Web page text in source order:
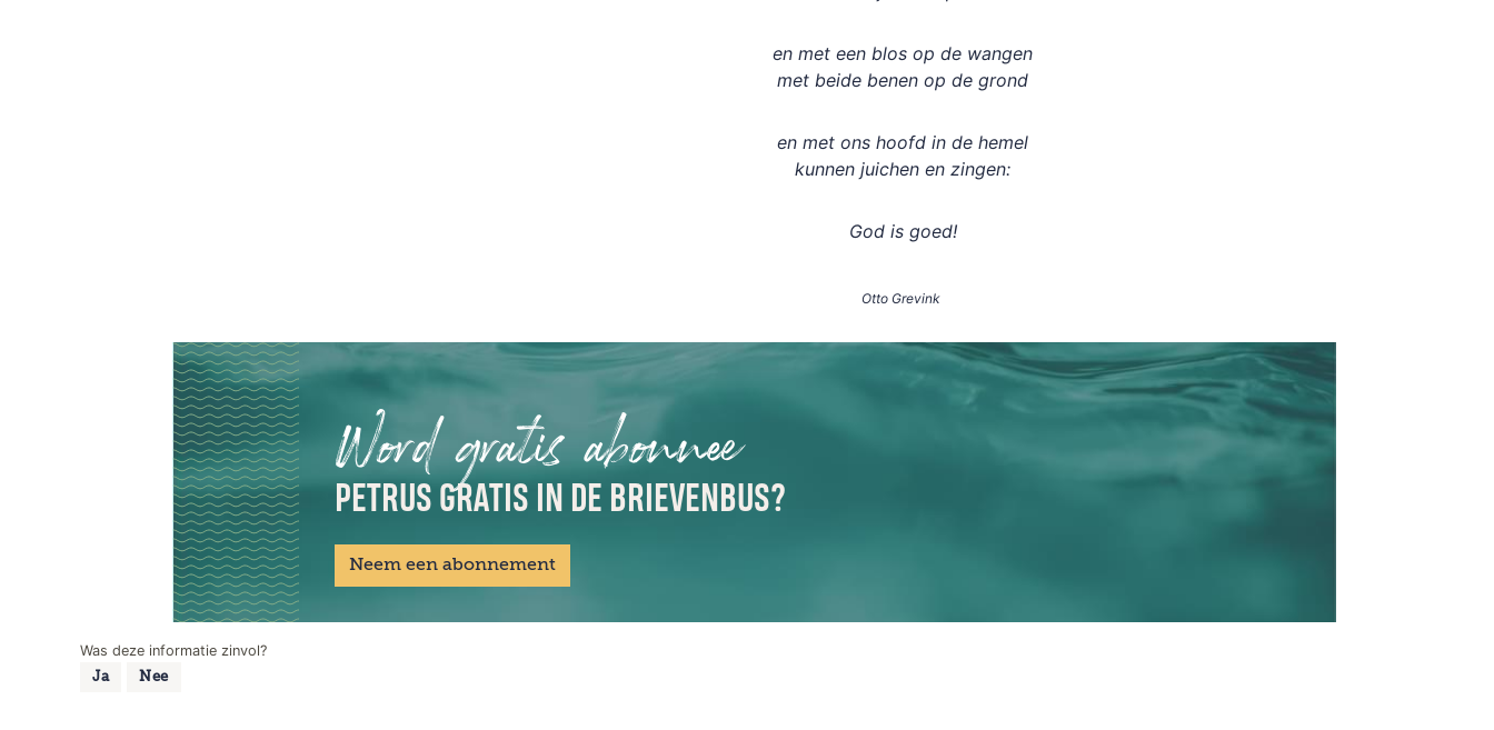
en met een blos op de wangen
met beide benen op de grond
en met ons hoofd in de hemel
kunnen juichen en zingen:
God is goed!
Otto Grevink
Word gratis abonnee
PETRUS GRATIS IN DE BRIEVENBUS?
Neem een abonnement
Was deze informatie zinvol?
Ja Nee